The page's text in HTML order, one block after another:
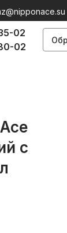
02
02
с